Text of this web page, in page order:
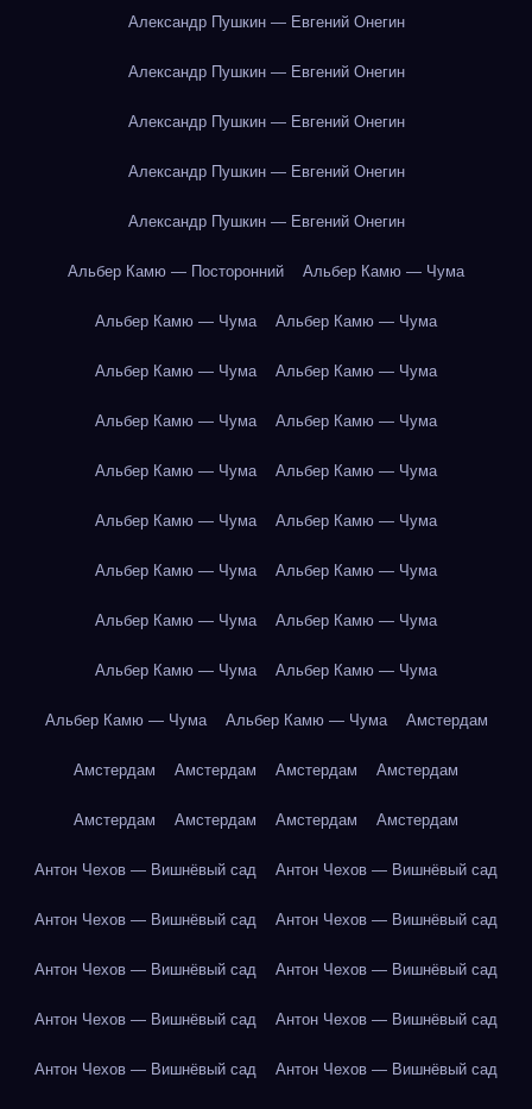
Александр Пушкин — Евгений Онегин
Александр Пушкин — Евгений Онегин
Александр Пушкин — Евгений Онегин
Александр Пушкин — Евгений Онегин
Александр Пушкин — Евгений Онегин
Альбер Камю — Посторонний Альбер Камю — Чума
Альбер Камю — Чума Альбер Камю — Чума
Альбер Камю — Чума Альбер Камю — Чума
Альбер Камю — Чума Альбер Камю — Чума
Альбер Камю — Чума Альбер Камю — Чума
Альбер Камю — Чума Альбер Камю — Чума
Альбер Камю — Чума Альбер Камю — Чума
Альбер Камю — Чума Альбер Камю — Чума
Альбер Камю — Чума Альбер Камю — Чума
Альбер Камю — Чума Альбер Камю — Чума Амстердам
Амстердам Амстердам Амстердам Амстердам
Амстердам Амстердам Амстердам Амстердам
Антон Чехов — Вишнёвый сад Антон Чехов — Вишнёвый сад
Антон Чехов — Вишнёвый сад Антон Чехов — Вишнёвый сад
Антон Чехов — Вишнёвый сад Антон Чехов — Вишнёвый сад
Антон Чехов — Вишнёвый сад Антон Чехов — Вишнёвый сад
Антон Чехов — Вишнёвый сад Антон Чехов — Вишнёвый сад